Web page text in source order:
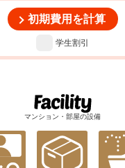
初期費用を計算
学生割引
マンション・部屋の設備